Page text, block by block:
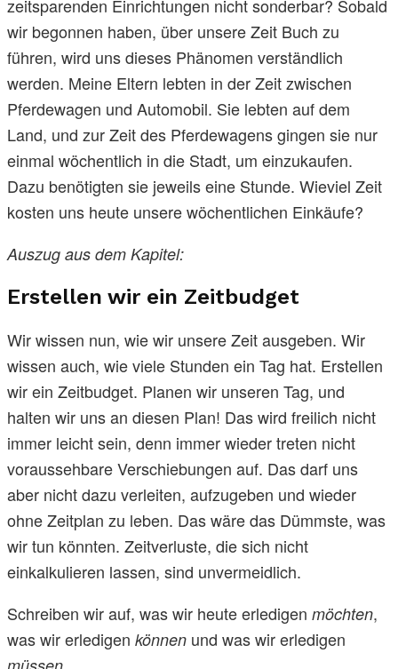
zeitsparenden Einrichtungen nicht sonderbar? Sobald
wir begonnen haben, über unsere Zeit Buch zu
führen, wird uns dieses Phänomen verständlich
werden. Meine Eltern lebten in der Zeit zwischen
Pferdewagen und Automobil. Sie lebten auf dem
Land, und zur Zeit des Pferdewagens gingen sie nur
einmal wöchentlich in die Stadt, um einzukaufen.
Dazu benötigten sie jeweils eine Stunde. Wieviel Zeit
kosten uns heute unsere wöchentlichen Einkäufe?
Auszug aus dem Kapitel:
Erstellen wir ein Zeitbudget
Wir wissen nun, wie wir unsere Zeit ausgeben. Wir
wissen auch, wie viele Stunden ein Tag hat. Erstellen
wir ein Zeitbudget. Planen wir unseren Tag, und
halten wir uns an diesen Plan! Das wird freilich nicht
immer leicht sein, denn immer wieder treten nicht
voraussehbare Verschiebungen auf. Das darf uns
aber nicht dazu verleiten, aufzugeben und wieder
ohne Zeitplan zu leben. Das wäre das Dümmste, was
wir tun könnten. Zeitverluste, die sich nicht
einkalkulieren lassen, sind unvermeidlich.
Schreiben wir auf, was wir heute erledigen möchten,
was wir erledigen können und was wir erledigen
müssen.